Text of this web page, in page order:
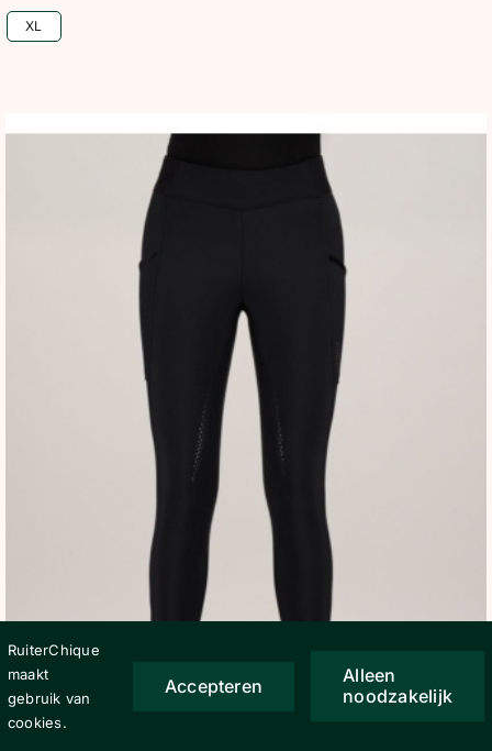
XL
RuiterChique
maakt
gebruik van
cookies.
Accepteren
Alleen
noodzakelijk